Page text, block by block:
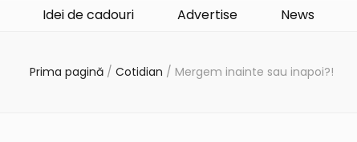
Idei de cadouri Advertise News
Prima pagină / Cotidian / Mergem inainte sau inapoi?!